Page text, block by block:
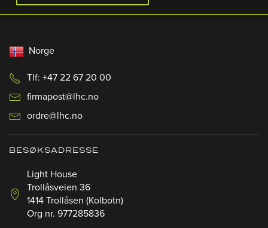
Norge
Tlf: +47 22 67 20 00
firmapost@lhc.no
ordre@lhc.no
BESØKSADRESSE
Light House
Trollåsveien 36
1414 Trollåsen (Kolbotn)
Org nr. 977285836